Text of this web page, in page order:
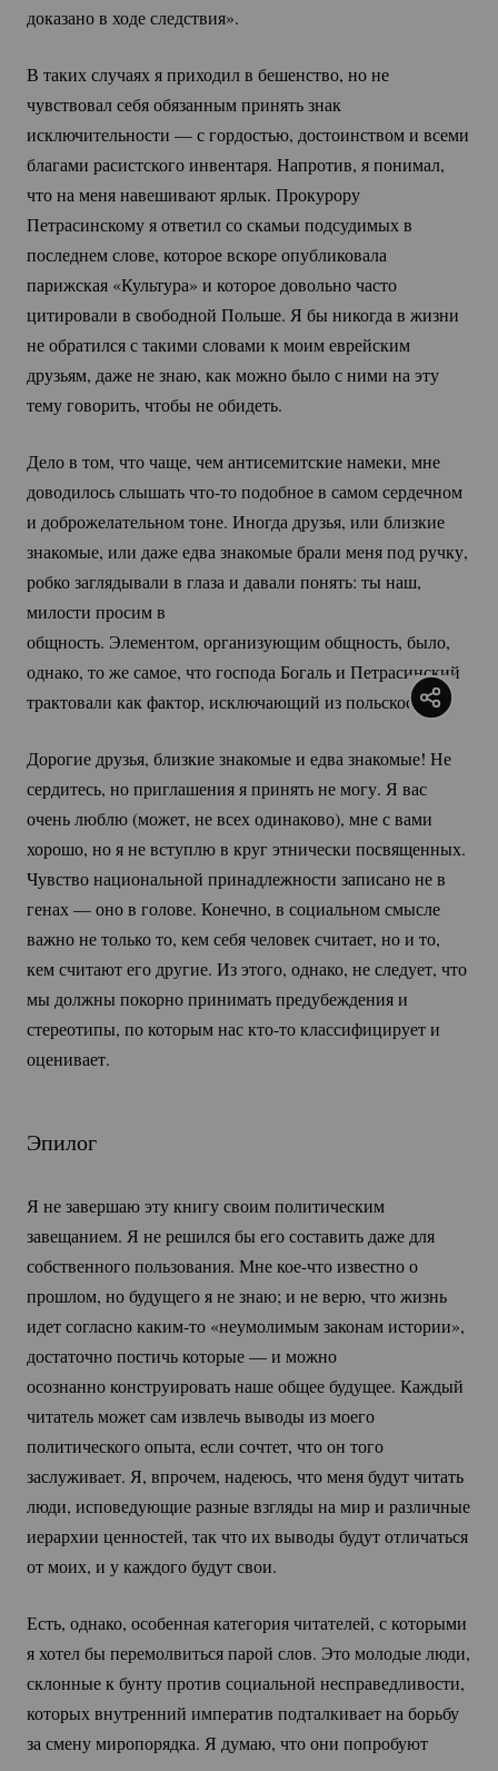
доказано в ходе следствия».
В таких случаях я приходил в бешенство, но не
чувствовал себя обязанным принять знак
исключительности — с гордостью, достоинством и всеми
благами расистского инвентаря. Напротив, я понимал,
что на меня навешивают ярлык. Прокурору
Петрасинскому я ответил со скамьи подсудимых в
последнем слове, которое вскоре опубликовала
парижская «Культура» и которое довольно часто
цитировали в свободной Польше. Я бы никогда в жизни
не обратился с такими словами к моим еврейским
друзьям, даже не знаю, как можно было с ними на эту
тему говорить, чтобы не обидеть.
Дело в том, что чаще, чем антисемитские намеки, мне
доводилось слышатьчто-топодобное в самом сердечном
и доброжелательном тоне. Иногда друзья, или близкие
знакомые, или даже едва знакомые брали меня под ручку,
робко заглядывали в глаза и давали понять: ты наш,
милости просим в
общность. Элементом, организующим общность, было,
однако, то же самое, что господа Богаль и Петрасинский
трактовали как фактор, исключающий из польскости.
Дорогие друзья, близкие знакомые и едва знакомые! Не
сердитесь, но приглашения я принять не могу. Я вас
очень люблю (может, не всех одинаково), мне с вами
хорошо, но я не вступлю в круг этнически посвященных.
Чувство национальной принадлежности записано не в
генах — оно в голове. Конечно, в социальном смысле
важно не только то, кем себя человек считает, но и то,
кем считают его другие. Из этого, однако, не следует, что
мы должны покорно принимать предубеждения и
стереотипы, по которым наскто-токлассифицирует и
оценивает.
Эпилог
Я не завершаю эту книгу своим политическим
завещанием. Я не решился бы его составить даже для
собственного пользования. Мнекое-чтоизвестно о
прошлом, но будущего я не знаю; и не верю, что жизнь
идет согласнокаким-то «неумолимым законам истории»,
достаточно постичь которые — и можно
осознанно конструировать наше общее будущее. Каждый
читатель может сам извлечь выводы из моего
политического опыта, если сочтет, что он того
заслуживает. Я, впрочем, надеюсь, что меня будут читать
люди, исповедующие разные взгляды на мир и различные
иерархии ценностей, так что их выводы будут отличаться
от моих, и у каждого будут свои.
Есть, однако, особенная категория читателей, с которыми
я хотел бы перемолвиться парой слов. Это молодые люди,
склонные к бунту против социальной несправедливости,
которых внутренний императив подталкивает на борьбу
за смену миропорядка. Я думаю, что они попробуют